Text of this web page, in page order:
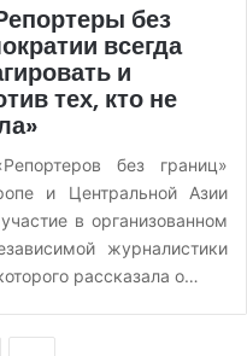
без
всегда
и
тех, кто не
без границ»
и Центральной Азии
в организованном
журналистики
рассказала о…